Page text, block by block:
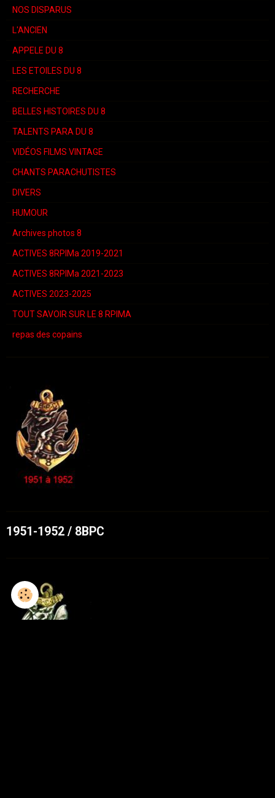
NOS DISPARUS
L'ANCIEN
APPELE DU 8
LES ETOILES DU 8
RECHERCHE
BELLES HISTOIRES DU 8
TALENTS PARA DU 8
VIDÉOS FILMS VINTAGE
CHANTS PARACHUTISTES
DIVERS
HUMOUR
Archives photos 8
ACTIVES 8RPIMa 2019-2021
ACTIVES 8RPIMa 2021-2023
ACTIVES 2023-2025
TOUT SAVOIR SUR LE 8 RPIMA
repas des copains
1951-1952 / 8BPC